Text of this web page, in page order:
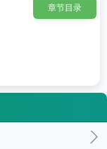
章节目录